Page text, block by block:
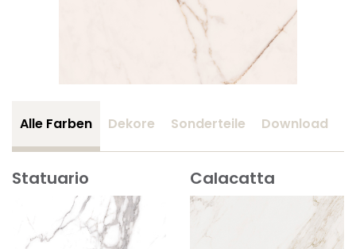
Alle Farben Dekore Sonderteile Download
Statuario Calacatta